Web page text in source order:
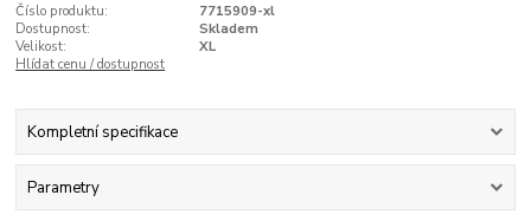
Číslo produktu:
7715909-xl
Dostupnost:
Skladem
Velikost:
XL
Hlídat cenu / dostupnost
Kompletní specifikace
Parametry